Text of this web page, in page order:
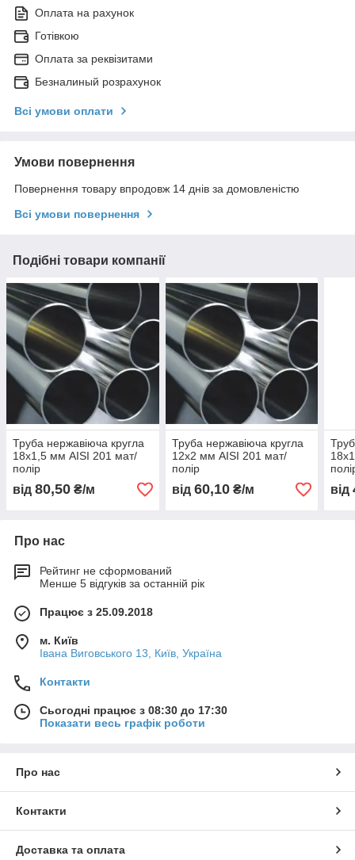
Оплата на рахунок
Готівкою
Оплата за реквізитами
Безналиный розрахунок
Всі умови оплати
Умови повернення
Повернення товару впродовж 14 днів за домовленістю
Всі умови повернення
Подібні товари компанії
Труба нержавіюча кругла
18х1,5 мм AISI 201 мат/
полір
від 80,50 ₴/м
Труба нержавіюча кругла
12х2 мм AISI 201 мат/
полір
від 60,10₴/м від
Про нас
Рейтинг не сформований
Менше 5 відгуків за останній рік
Працює з 25.09.2018
м. Київ
Івана Виговського 13, Київ, Україна
Контакти
Сьогодні працює з 08:30 до 17:30
Показати весь графік роботи
Про нас
Контакти
Доставка та оплата